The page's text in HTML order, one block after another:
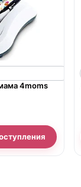
4moms